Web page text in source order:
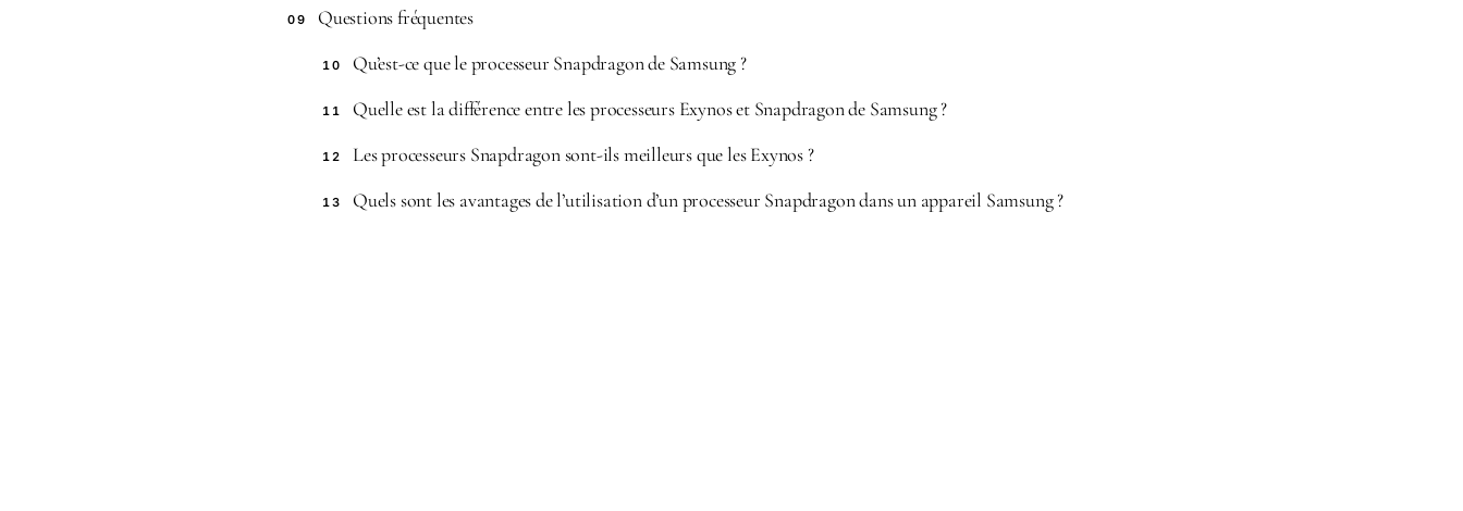
09 Questions fréquentes
10 Qu’est-ce que le processeur Snapdragon de Samsung ?
11 Quelle est la différence entre les processeurs Exynos et Snapdragon de Samsung ?
12 Les processeurs Snapdragon sont-ils meilleurs que les Exynos ?
13 Quels sont les avantages de l’utilisation d’un processeur Snapdragon dans un appareil Samsung ?